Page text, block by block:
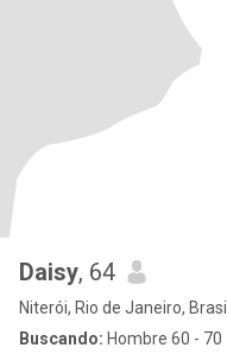
Daisy, 64
Niterói, Rio de Janeiro, Brasil
Buscando: Hombre 60 - 70